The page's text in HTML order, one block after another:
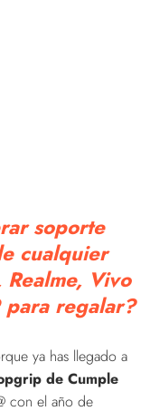
soporte
cualquier
Realme, Vivo
para regalar?
ya has llegado a
de Cumple
con el año de